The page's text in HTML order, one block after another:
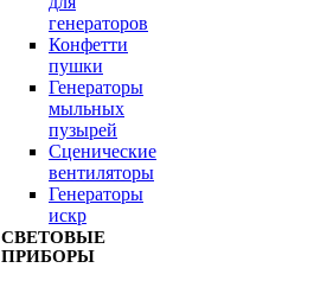
генераторов
Конфетти
пушки
Генераторы
мыльных
пузырей
Сценические
вентиляторы
Генераторы
искр
СВЕТОВЫЕ
ПРИБОРЫ